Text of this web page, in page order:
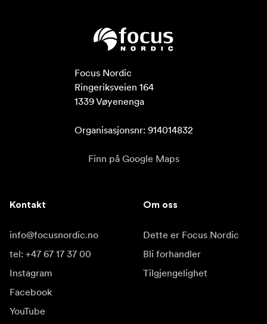
Focus Nordic
Ringeriksveien 164
1339 Vøyenenga
Organisasjonsnr: 914014832
Finn på Google Maps
Kontakt
info@focusnordic.no
tel: +47 67 17 37 00
Instagram
Facebook
YouTube
Om oss
Dette er Focus Nordic
Bli forhandler
Tilgjengelighet